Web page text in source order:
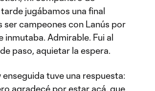
jugábamos una final
campeones con Lanús por
inmutaba. Admirable. Fui al
paso, aquietar la espera.
tuve una respuesta:
agradecé por estar acá, que